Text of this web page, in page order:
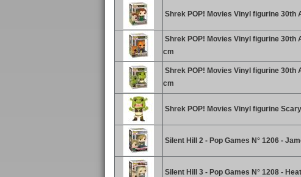
Shrek POP! Movies Vinyl figurine 30th
Shrek POP! Movies Vinyl figurine
cm
Shrek POP! Movies Vinyl figurine 30th
cm
Shrek POP! Movies Vinyl figurine
Silent Hill 2 - Pop Games N° 1206 -
Silent Hill 3 - Pop Games N° 1208 -